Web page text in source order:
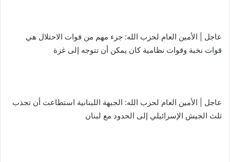
عاجل | الأمين العام لحزب الله: جزء مهم من قوات الاحتلال هي
قوات نخبة وقوات نظامية كان يمكن أن تتوجه إلى غزة
عاجل | الأمين العام لحزب الله: الجبهة اللبنانية استطاعت أن تجذب
ثلث الجيش الإسرائيلي إلى الحدود مع لبنان